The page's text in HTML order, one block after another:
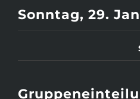
Sonntag, 29.